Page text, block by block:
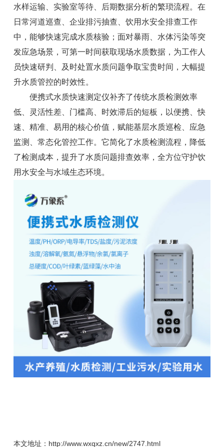
水样运输、实验室等待、后期数据分析的繁琐流程。在
日常河道巡查、企业排污抽查、饮用水安全排查工作
中，能够快速完成水质核验；面对暴雨、水体污染等突
发应急场景，可第一时间获取现场水质数据，为工作人
员快速研判、及时处置水质问题争取宝贵时间，大幅提
升水质管控的时效性。
便携式水质快速测定仪补齐了传统水质检测效率
低、灵活性差、门槛高、时效滞后的短板，以便携、快
速、精准、易用的核心价值，赋能基层水质巡检、应急
监测、常态化管控工作。它简化了水质检测流程，降低
了检测成本，提升了水质问题排查效率，全方位守护饮
用水安全与水域生态环境。
本文地址：http://www.wxqxz.cn/new/2747.html